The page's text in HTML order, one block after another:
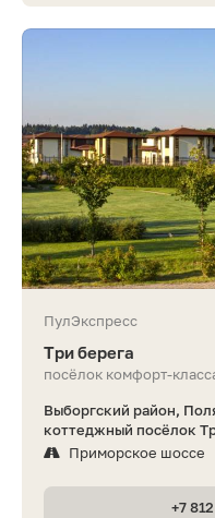
ПулЭкспресс
Три берега
посёлок комфорт-
Выборгский район,
коттеджный посёлок
Приморское шоссе
+7 812